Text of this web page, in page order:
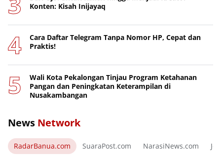
Konten: Kisah Inijayaq
Cara Daftar Telegram Tanpa Nomor HP, Cepat dan
Praktis!
Wali Kota Pekalongan Tinjau Program Ketahanan
Pangan dan Peningkatan Keterampilan di
Nusakambangan
News Network
RadarBanua.com SuaraPost.com NarasiNews.com